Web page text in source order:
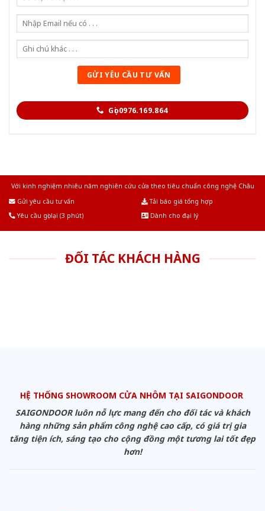
Gọi 0976.169.864
Với kinh nghiệm nhiêu năm nghiên cứu cửa theo tiêu chuẩn công nghệ Châu
Gửi yêu cầu tư vấn
Tải báo giá tổng hợp
Yêu cầu gọi lại (3 phút)
Dành cho đại lý
ĐỐI TÁC KHÁCH HÀNG
HỆ THỐNG SHOWROOM CỬA NHÔM TẠI SAIGONDOOR
SAIGONDOOR luôn nỗ lực mang đến cho đối tác và khách
hàng những sản phẩm công nghệ cao cấp, có giá trị gia
tăng tiện ích, sáng tạo cho cộng đồng một tương lai tốt đẹp
hơn!